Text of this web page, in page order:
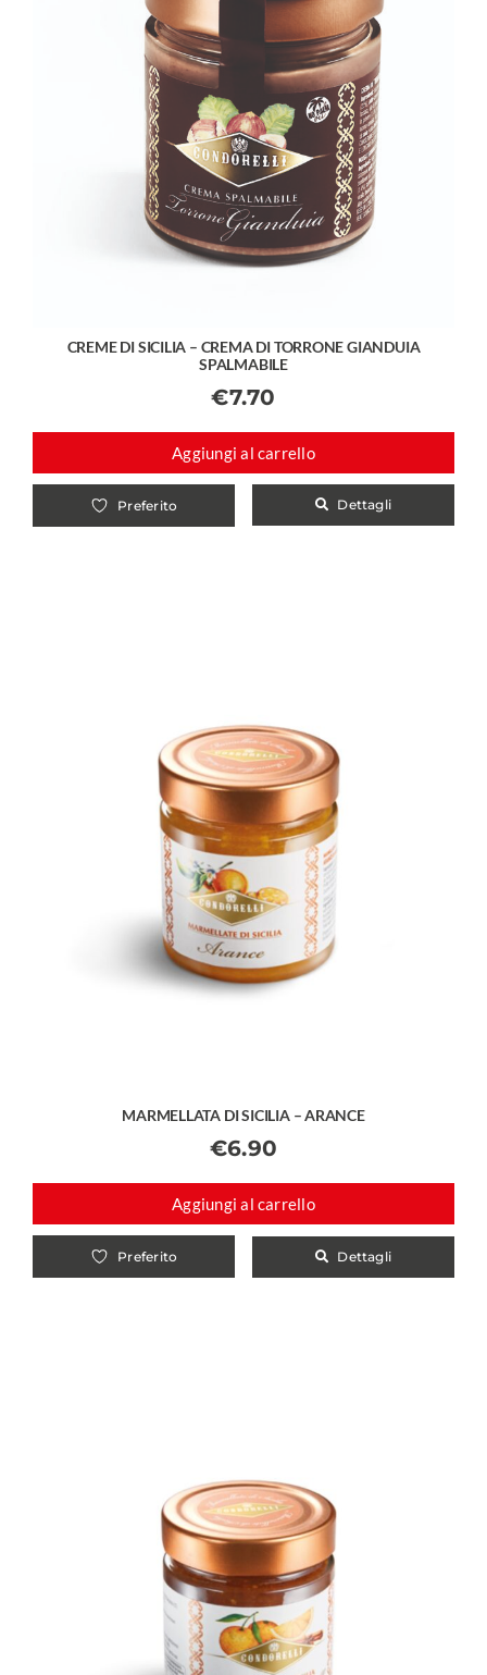
CREME DI SICILIA – CREMA DI TORRONE GIANDUIA
SPALMABILE
€7.70
Aggiungi al carrello
Preferito Dettagli
MARMELLATA DI SICILIA – ARANCE
€6.90
Aggiungi al carrello
Preferito Dettagli